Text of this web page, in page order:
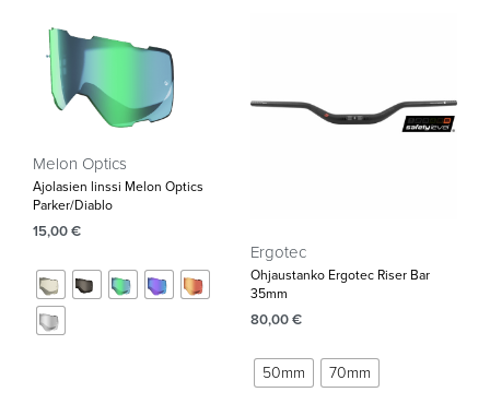
Melon Optics
Ajolasien linssi Melon Optics
Parker/Diablo
15,00€
Ergotec
Ohjaustanko Ergotec Riser Bar
35mm‌
80,00€
50mm 70mm